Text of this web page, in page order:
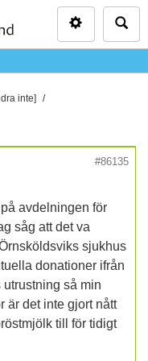
inte]
#86135
avdelningen för
såg att det va
sjukhus
donationer ifrån
så min
är det inte gjort nått
till för tidigt